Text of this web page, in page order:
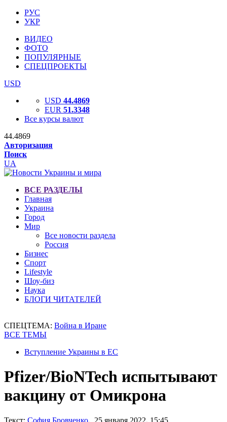
РУС
УКР
ВИДЕО
ФОТО
ПОПУЛЯРНЫЕ
СПЕЦПРОЕКТЫ
USD
USD 44.4869
EUR 51.3348
Все курсы валют
44.4869
Авторизация
Поиск
UA
ВСЕ РАЗДЕЛЫ
Главная
Украина
Город
Мир
Все новости раздела
Россия
Бизнес
Спорт
Lifestyle
Шоу-биз
Наука
БЛОГИ ЧИТАТЕЛЕЙ
СПЕЦТЕМА: Война в Иране
ВСЕ ТЕМЫ
Вступление Украины в ЕС
Pfizer/BioNTech испытывают
вакцину от Омикрона
Текст: София Бровченко, 25 января 2022, 15:45